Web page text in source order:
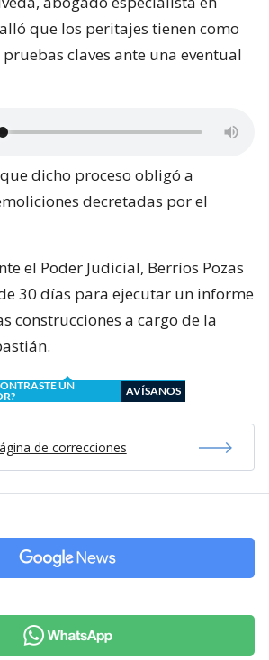
que los peritajes tienen como
claves ante una eventual
dicho proceso obligó a
decretadas por el
el Poder Judicial, Berríos Pozas
30 días para ejecutar un informe
construcciones a cargo de la
UN
AVÍSANOS
de correcciones